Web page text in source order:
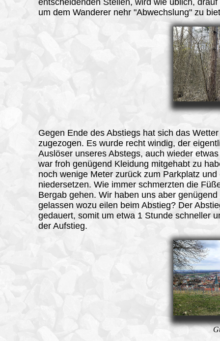
um dem Wanderer nehr "Abwechslung" zu
Gegen Ende des Abstiegs hat sich das
zugezogen. Es wurde recht windig, der
Auslöser unseres Abstegs, auch wieder
war froh genügend Kleidung mitgehabt zu
noch wenige Meter zurück zum Parkplatz und
niedersetzen. Wie immer schmerzten die
Bergab gehen. Wir haben uns aber genügend
gelassen wozu eilen beim Abstieg? Der
gedauert, somit um etwa 1 Stunde schneller
der Aufstieg.